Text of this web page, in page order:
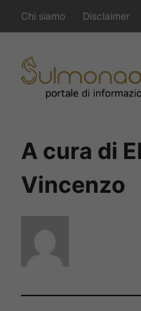
al
contenuto
Chi siamo Disclaimer
A cura di
Vincenzo